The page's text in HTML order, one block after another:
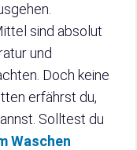
sind absolut
und
Doch keine
erfährst du,
Solltest du
Waschen